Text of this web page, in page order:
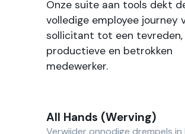
Onze suite aan tools dekt
volledige employee journey
sollicitant tot een tevreden,
productieve en betrokken
medewerker.
All Hands (Werving)
Verwijder onnodige drempels in